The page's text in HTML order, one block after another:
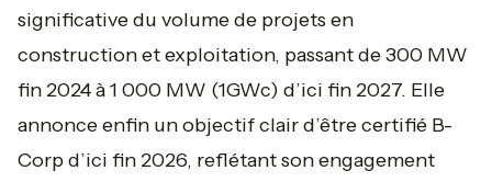
significative du volume de projets en
construction et exploitation, passant de 300 MW
fin 2024 à 1 000 MW (1GWc) d’ici fin 2027. Elle
annonce enfin un objectif clair d’être certifié B-
Corp d’ici fin 2026, reflétant son engagement